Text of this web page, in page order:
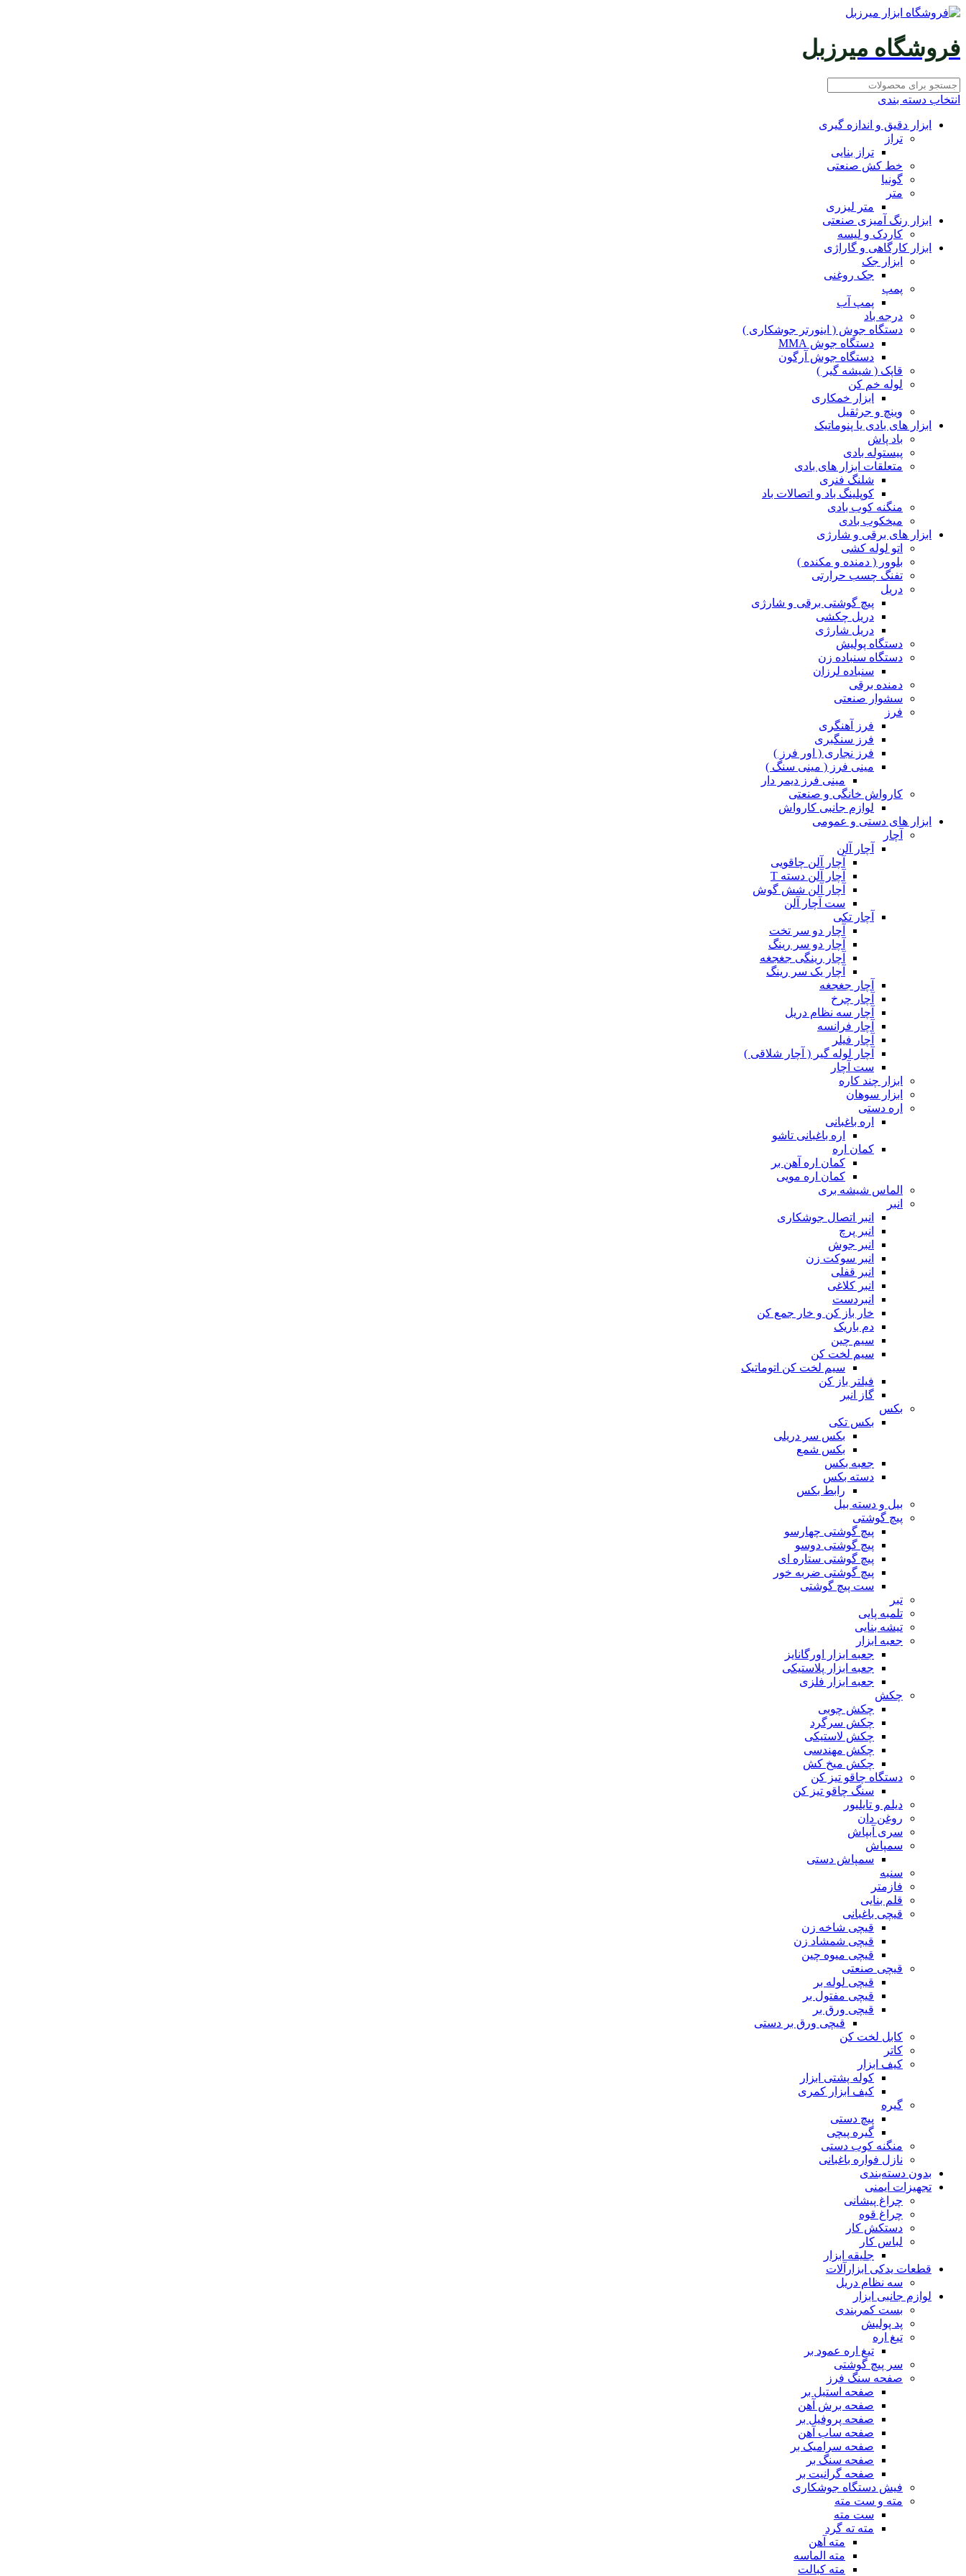
فروشگاه میرزبل
انتخاب دسته بندی
ابزار دقیق و اندازه گیری
تراز
تراز بنایی
خط کش صنعتی
گونیا
متر
متر لیزری
ابزار رنگ آمیزی صنعتی
کاردک و لیسه
ابزار کارگاهی و گاراژی
ابزار جک
جک روغنی
پمپ
پمپ آب
درجه باد
دستگاه جوش ( اینورتر جوشکاری )
دستگاه جوش MMA
دستگاه جوش آرگون
قاپک ( شیشه گیر )
لوله خم کن
ابزار خمکاری
وینچ و جرثقیل
ابزار های بادی یا پنوماتیک
باد پاش
پیستوله بادی
متعلقات ابزار های بادی
شلنگ فنری
کوپلینگ باد و اتصالات باد
منگنه کوب بادی
میخکوب بادی
ابزار های برقی و شارژی
اتو لوله کشی
بلوور ( دمنده و مکنده )
تفنگ چسب حرارتی
دریل
پیچ گوشتی برقی و شارژی
دریل چکشی
دریل شارژی
دستگاه پولیش
دستگاه سنباده زن
سنباده لرزان
دمنده برقی
سشوار صنعتی
فرز
فرز آهنگری
فرز سنگبری
فرز نجاری ( اور فرز )
مینی فرز ( مینی سنگ )
مینی فرز دیمر دار
کارواش خانگی و صنعتی
لوازم جانبی کارواش
ابزار های دستی و عمومی
آچار
آچار آلن
آچار آلن چاقویی
آچار آلن دسته T
آچار آلن شش گوش
ست آچار آلن
آچار تکی
آچار دو سر تخت
آچار دو سر رینگ
آچار رینگی جغجغه
آچار یک سر رینگ
آچار جغجغه
آچار چرخ
آچار سه نظام دریل
آچار فرانسه
آچار فیلر
آچار لوله گیر ( آچار شلاقی )
ست آچار
ابزار چند کاره
ابزار سوهان
اره دستی
اره باغبانی
اره باغبانی تاشو
کمان اره
کمان اره آهن بر
کمان اره مویی
الماس شیشه بری
انبر
انبر اتصال جوشکاری
انبر پرچ
انبر جوش
انبر سوکت زن
انبر قفلی
انبر کلاغی
انبردست
خار باز کن و خار جمع کن
دم باریک
سیم چین
سیم لخت کن
سیم لخت کن اتوماتیک
فیلتر باز کن
گاز انبر
بکس
بکس تکی
بکس سر دریلی
بکس شمع
جعبه بکس
دسته بکس
رابط بکس
بیل و دسته بیل
پیچ گوشتی
پیچ گوشتی چهارسو
پیچ گوشتی دوسو
پیچ گوشتی ستاره‌ ای
پیچ گوشتی ضربه خور
ست پیچ گوشتی
تبر
تلمبه پایی
تیشه بنایی
جعبه ابزار
جعبه ابزار اورگانایز
جعبه ابزار پلاستیکی
جعبه ابزار فلزی
چکش
چکش چوبی
چکش سرگرد
چکش لاستیکی
چکش مهندسی
چکش میخ کش
دستگاه چاقو تیز کن
سنگ چاقو تیز کن
دیلم و تایلیور
روغن دان
سری آبپاش
سمپاش
سمپاش دستی
سنبه
فازمتر
قلم بنایی
قیچی باغبانی
قیچی شاخه زن
قیچی شمشاد زن
قیچی میوه چین
قیچی صنعتی
قیچی لوله بر
قیچی مفتول بر
قیچی ورق بر
قیچی ورق بر دستی
کابل لخت کن
کاتر
کیف ابزار
کوله پشتی ابزار
کیف ابزار کمری
گیره
پیچ دستی
گیره پیچی
منگنه کوب دستی
نازل فواره باغبانی
بدون دسته‌بندی
تجهیزات ایمنی
چراغ پیشانی
چراغ قوه
دستکش کار
لباس کار
جلیقه ابزار
قطعات یدکی ابزارآلات
سه نظام دریل
لوازم جانبی ابزار
بست کمربندی
پد پولیش
تیغ اره
تیغ اره عمود بر
سر پیچ گوشتی
صفحه سنگ فرز
صفحه استیل بر
صفحه برش آهن
صفحه پروفیل بر
صفحه ساب آهن
صفحه سرامیک بر
صفحه سنگ بر
صفحه گرانیت بر
فیش دستگاه جوشکاری
مته و ست مته
ست مته
مته ته گرد
مته آهن
مته الماسه
مته کبالت